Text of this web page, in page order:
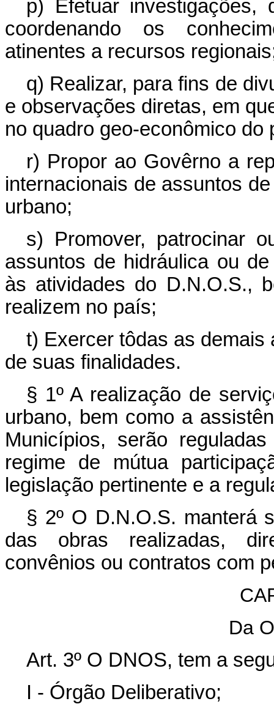
p) Efetuar investigações,
coordenando os
atinentes a recursos
q) Realizar, para fins de
e observações diretas, em
no quadro geo-econômico do
r) Propor ao Govêrno a
internacionais de assuntos
urbano;
s) Promover, patrocinar
assuntos de hidráulica ou
às atividades do D.N.O.S.,
realizem no país;
t) Exercer tôdas as demais
de suas finalidades.
§ 1º A realização de
urbano, bem como a
Municípios, serão
regime de mútua
legislação pertinente e a
§ 2º O D.N.O.S. manterá
das obras realizadas,
convênios ou contratos com
Da
Art. 3º O DNOS, tem a
I - Órgão Deliberativo;